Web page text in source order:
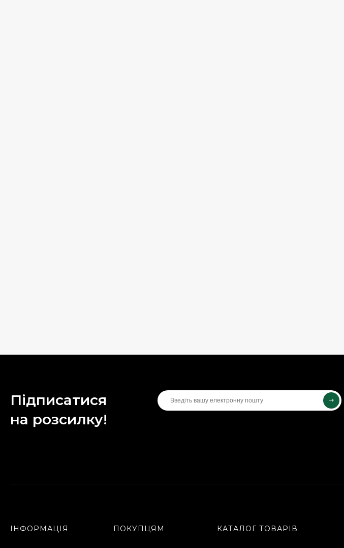
Підписатися
на розсилку!
ІНФОРМАЦІЯ ПОКУПЦЯМ КАТАЛОГ ТОВАРІВ